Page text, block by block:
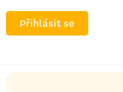
Přihlásit se